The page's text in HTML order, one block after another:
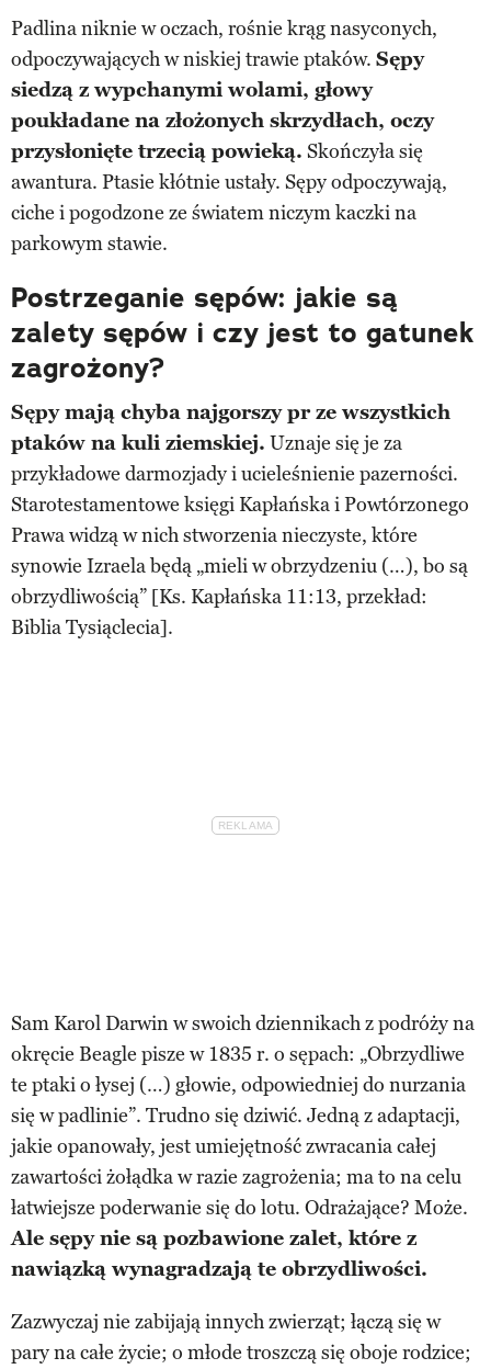
Padlina niknie w oczach, rośnie krąg nasyconych,
odpoczywających w niskiej trawie ptaków. Sępy
siedzą z wypchanymi wolami, głowy
poukładane na złożonych skrzydłach, oczy
przysłonięte trzecią powieką. Skończyła się
awantura. Ptasie kłótnie ustały. Sępy odpoczywają,
ciche i pogodzone ze światem niczym kaczki na
parkowym stawie.
Postrzeganie sępów: jakie są
zalety sępów i czy jest to gatunek
zagrożony?
Sępy mają chyba najgorszy pr ze wszystkich
ptaków na kuli ziemskiej. Uznaje się je za
przykładowe darmozjady i ucieleśnienie pazerności.
Starotestamentowe księgi Kapłańska i Powtórzonego
Prawa widzą w nich stworzenia nieczyste, które
synowie Izraela będą „mieli w obrzydzeniu (…), bo są
obrzydliwością” [Ks. Kapłańska 11:13, przekład:
Biblia Tysiąclecia].
Sam Karol Darwin w swoich dziennikach z podróży na
okręcie Beagle pisze w 1835 r. o sępach: „Obrzydliwe
te ptaki o łysej (…) głowie, odpowiedniej do nurzania
się w padlinie”. Trudno się dziwić. Jedną z adaptacji,
jakie opanowały, jest umiejętność zwracania całej
zawartości żołądka w razie zagrożenia; ma to na celu
łatwiejsze poderwanie się do lotu. Odrażające? Może.
Ale sępy nie są pozbawione zalet, które z
nawiązką wynagradzają te obrzydliwości.
Zazwyczaj nie zabijają innych zwierząt; łączą się w
pary na całe życie; o młode troszczą się oboje rodzice;